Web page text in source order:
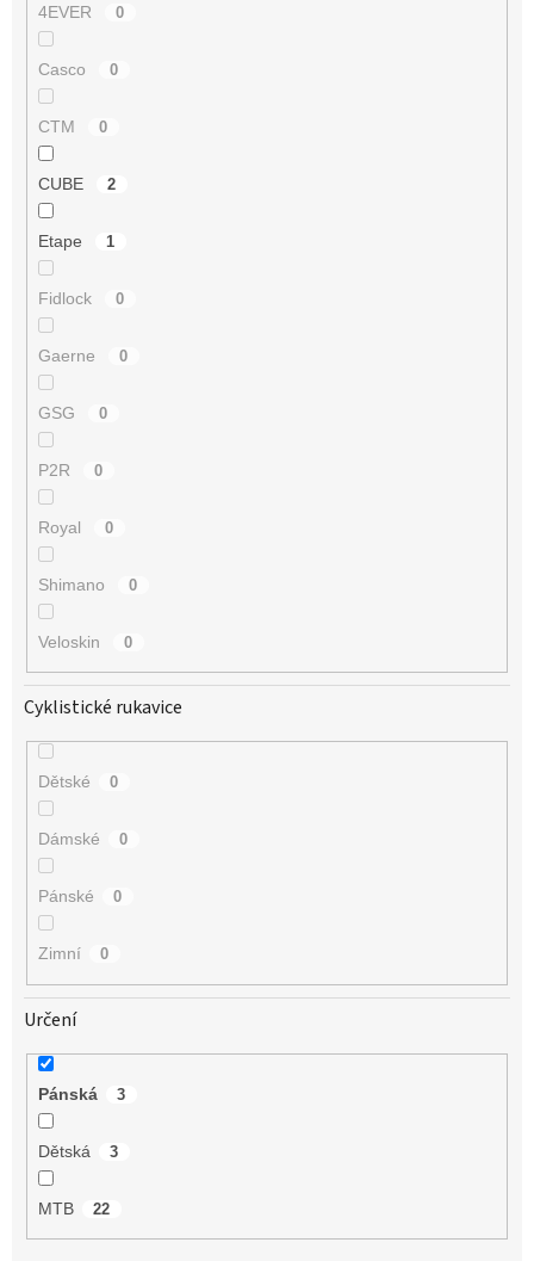
4EVER 0
Casco 0
CTM 0
CUBE 2
Etape 1
Fidlock 0
Gaerne 0
GSG 0
P2R 0
Royal 0
Shimano 0
Veloskin 0
Cyklistické rukavice
Dětské 0
Dámské 0
Pánské 0
Zimní 0
Určení
Pánská 3
Dětská 3
MTB 22